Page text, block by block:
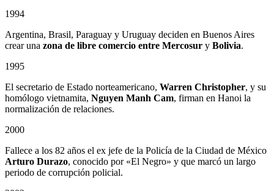
1994
Argentina, Brasil, Paraguay y Uruguay deciden en Buenos Aires
crear una zona de libre comercio entre Mercosur y Bolivia.
1995
El secretario de Estado norteamericano, Warren Christopher, y su
homólogo vietnamita, Nguyen Manh Cam, firman en Hanoi la
normalización de relaciones.
2000
Fallece a los 82 años el ex jefe de la Policía de la Ciudad de México
Arturo Durazo, conocido por «El Negro» y que marcó un largo
periodo de corrupción policial.